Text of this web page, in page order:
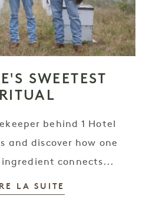
SWEETEST
RITUAL
behind 1 Hotel
and discover how one
connects...
LA SUITE